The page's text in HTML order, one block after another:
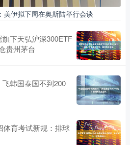
美伊拟下周在奥斯陆举行会谈
下天弘沪深300ETF
贵州茅台
韩国泰国不到200
体育考试新规：排球